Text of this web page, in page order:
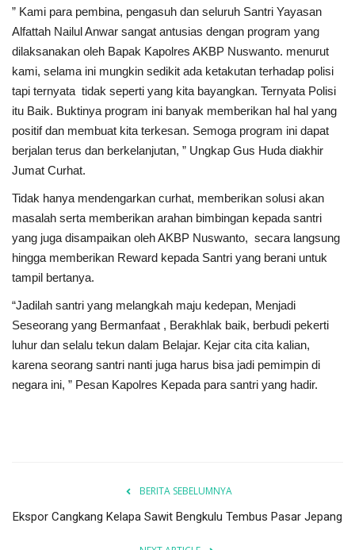
” Kami para pembina, pengasuh dan seluruh Santri Yayasan
Alfattah Nailul Anwar sangat antusias dengan program yang
dilaksanakan oleh Bapak Kapolres AKBP Nuswanto. menurut
kami, selama ini mungkin sedikit ada ketakutan terhadap polisi
tapi ternyata tidak seperti yang kita bayangkan. Ternyata Polisi
itu Baik. Buktinya program ini banyak memberikan hal hal yang
positif dan membuat kita terkesan. Semoga program ini dapat
berjalan terus dan berkelanjutan, ” Ungkap Gus Huda diakhir
Jumat Curhat.
Tidak hanya mendengarkan curhat, memberikan solusi akan
masalah serta memberikan arahan bimbingan kepada santri
yang juga disampaikan oleh AKBP Nuswanto, secara langsung
hingga memberikan Reward kepada Santri yang berani untuk
tampil bertanya.
“Jadilah santri yang melangkah maju kedepan, Menjadi
Seseorang yang Bermanfaat , Berakhlak baik, berbudi pekerti
luhur dan selalu tekun dalam Belajar. Kejar cita cita kalian,
karena seorang santri nanti juga harus bisa jadi pemimpin di
negara ini, ” Pesan Kapolres Kepada para santri yang hadir.
BERITA SEBELUMNYA
Ekspor Cangkang Kelapa Sawit Bengkulu Tembus Pasar Jepang